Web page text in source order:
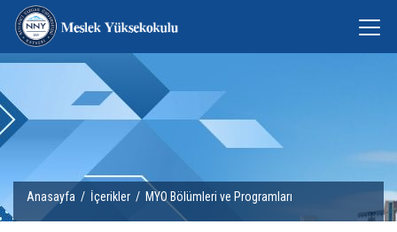
Anasayfa / İçerikler / MYO Bölümleri ve Programları